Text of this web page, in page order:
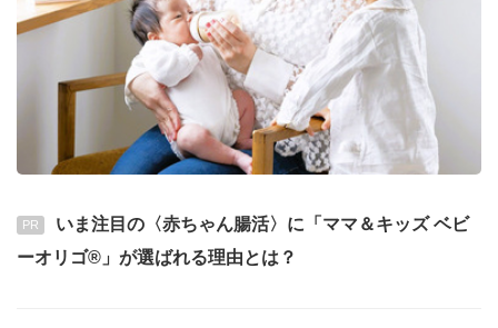
PR
いま注目の〈赤ちゃん腸活〉に「ママ＆キッズ ベビ
ーオリゴ®」が選ばれる理由とは？